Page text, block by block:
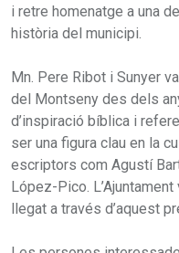
i retre homenatge a una
història del municipi.
Mn. Pere Ribot i Sunyer
del Montseny des dels
d’inspiració bíblica i
ser una figura clau en la
escriptors com Agustí
López-Pico.
llegat a través d’aquest